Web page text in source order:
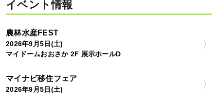
イベント情報
農林水産FEST
2026年9月5日(土)
マイドームおおさか 2F 展示ホールD
マイナビ移住フェア
2026年9月5日(土)